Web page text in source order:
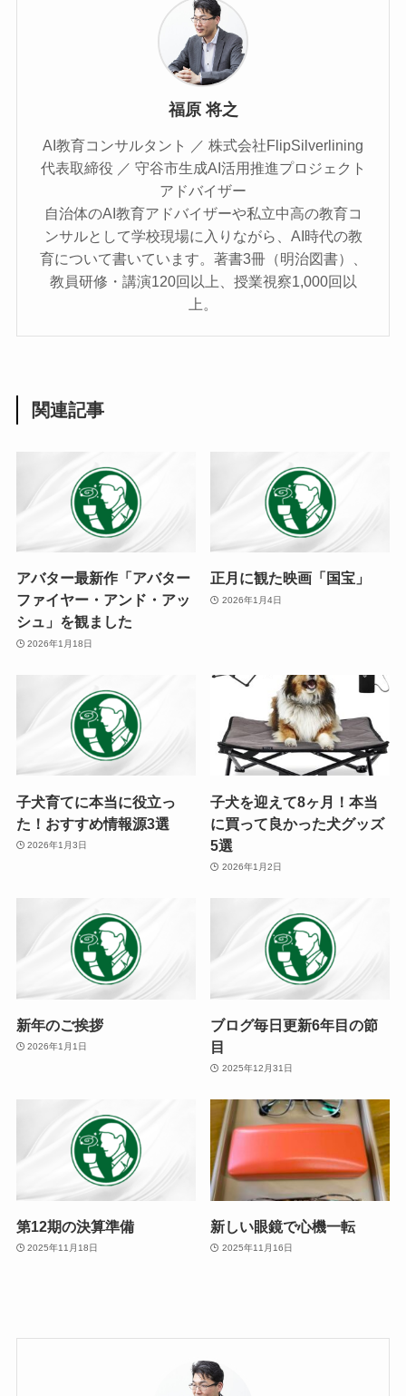
福原 将之
AI教育コンサルタント ／ 株式会社FlipSilverlining
代表取締役 ／ 守谷市生成AI活用推進プロジェクト
アドバイザー
自治体のAI教育アドバイザーや私立中高の教育コ
ンサルとして学校現場に入りながら、AI時代の教
育について書いています。著書3冊（明治図書）、
教員研修・講演120回以上、授業視察1,000回以
上。
関連記事
アバター最新作「アバター
ファイヤー・アンド・アッ
シュ」を観ました
2026年1月18日
正月に観た映画「国宝」
2026年1月4日
子犬育てに本当に役立っ
た！おすすめ情報源3選
2026年1月3日
子犬を迎えて8ヶ月！本当
に買って良かった犬グッズ
5選
2026年1月2日
新年のご挨拶
2026年1月1日
ブログ毎日更新6年目の節
目
2025年12月31日
第12期の決算準備
2025年11月18日
新しい眼鏡で心機一転
2025年11月16日